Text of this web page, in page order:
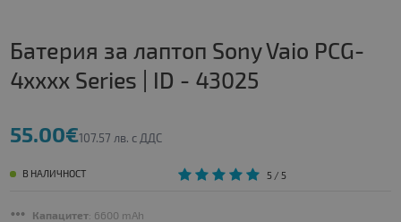
Батерия за лаптоп Sony Vaio PCG-
4xxxx Series | ID - 43025
55.00€107.57 лв. с ДДС
В НАЛИЧНОСТ 5/ 5
Капацитет: 6600 mAh